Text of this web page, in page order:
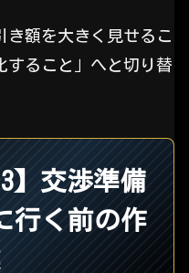
き額を大きく見せるこ
すること」へと切り替
】交渉準備
行く前の作